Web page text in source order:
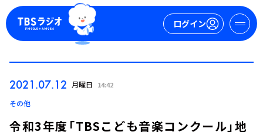
ログイン
2021.07.12 月曜日 14:42
その他
令和3年度「TBSこども音楽コンクール」地